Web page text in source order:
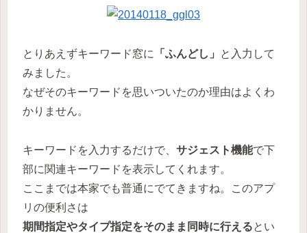
とりあえずキーワード窓に 「ふんどし」
と入力して
みました。
なぜそのキーワードを思いついたのか理由はよくわ
かりません。
キーワードを入力するだけで、 サジェスト機能で下
部に関連キーワードを表示してくれます。
ここまでは本家でも普通にでてきますね。このアプ
リの便利さは
期間指定やタイプ指定をそのまま同時に行えるとい